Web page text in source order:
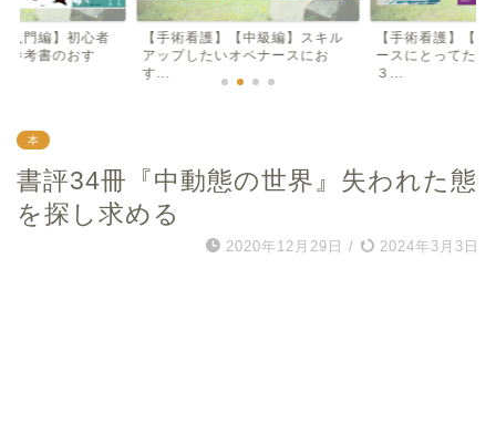
入門編】初心者
参考書のおす
【手術看護】【中級編】スキル
アップしたいオペナースにお
す...
【手術看護】【
ースにとってため
３...
本
書評34冊『中動態の世界』失われた態
を探し求める
2020年12月29日 / 2024年3月3日